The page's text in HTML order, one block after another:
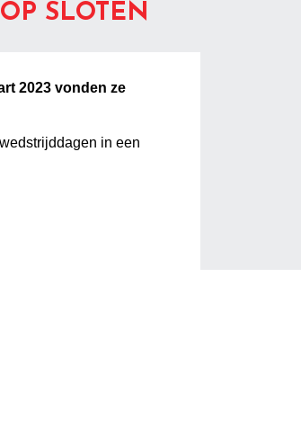
SLOTEN
2023 vonden ze
in een